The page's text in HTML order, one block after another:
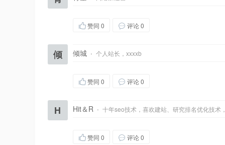
赞同 0 评论 0
倾 倾城 · 个人站长，xxxxb
赞同 0 评论 0
H Hit＆R · 十年seo技术，喜欢建站、研究排名优化技术
赞同 0 评论 0